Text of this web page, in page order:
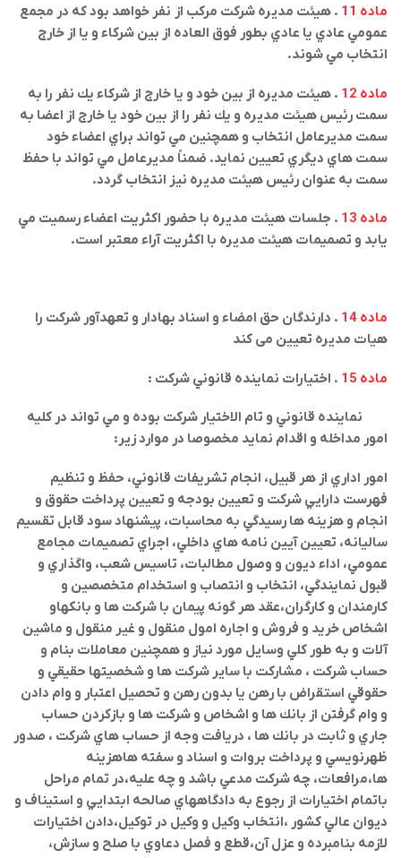
ماده 11
. هيئت مديره شركت مركب از نفر خواهد بود كه در مجمع
عمومي عادي يا عادي بطور فوق العاده از بين شركاء و يا از خارج
انتخاب مي شوند.
ماده 12
. هيئت مديره از بين خود و يا خارج از شركاء يك نفر را به
سمت رئيس هيئت مديره و يك نفر را از بین خود یا خارج از اعضا به
سمت مديرعامل انتخاب و همچنين مي تواند براي اعضاء خود
سمت هاي ديگري تعيين نمايد. ضمناً مديرعامل مي تواند با حفظ
سمت به عنوان رئيس هيئت مديره نيز انتخاب گردد.
ماده 13
. جلسات هيئت مديره با حضور اكثريت اعضاء رسميت مي
يابد و تصميمات هيئت مديره با اكثريت آراء معتبر است.
ماده 14 . دارندگان حق امضاء و اسناد بهادار و تعهدآور شرکت را
هیات مدیره تعیین می کند
ماده 15 . اختيارات نماينده قانوني شركت :
نماينده قانوني و تام الاختيار شركت بوده و مي تواند در كليه
امور مداخله و اقدام نمايد مخصوصا در موارد زير:
امور اداري از هر قبيل، انجام تشريفات قانوني، حفظ و تنظيم
فهرست دارايي شركت و تعيين بودجه و تعيين پرداخت حقوق و
انجام و هزينه ها رسيدگي به محاسبات، پيشنهاد سود قابل تقسيم
ساليانه، تعيين آيين نامه هاي داخلي، اجراي تصميمات مجامع
عمومي، اداء ديون و وصول مطالبات، تاسيس شعب، واگذاري و
قبول نمايندگي، انتخاب و انتصاب و استخدام متخصصين و
كارمندان و كارگران،عقد هر گونه پيمان با شركت ها و بانكهاو
اشخاص خريد و فروش و اجاره امول منقول و غير منقول و ماشين
آلات و به طور كلي وسايل مورد نياز و همچنين معاملات بنام و
حساب شركت ، مشاركت با ساير شركت ها و شخصيتها حقيقي و
حقوقي استقراض با رهن يا بدون رهن و تحصيل اعتبار و وام دادن
و وام گرفتن از بانك ها و اشخاص و شركت ها و بازكردن حساب
جاري و ثابت در بانك ها ، دريافت وجه از حساب هاي شركت ، صدور
ظهرنويسي و پرداخت بروات و اسناد و سفته هاهزينه
ها،مرافعات، چه شركت مدعي باشد و چه عليه،در تمام مراحل
باتمام اختيارات از رجوع به دادگاههاي صالحه ابتدايي و استيناف و
ديوان عالي كشور ،انتخاب وكيل و وكيل در توكيل،دادن اختيارات
لازمه بنامبرده و عزل آن،قطع و فصل دعاوي با صلح و سازش،